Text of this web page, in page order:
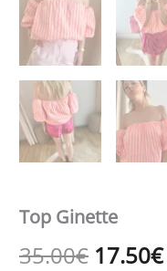
Top Ginette
35.00€ 17.50€